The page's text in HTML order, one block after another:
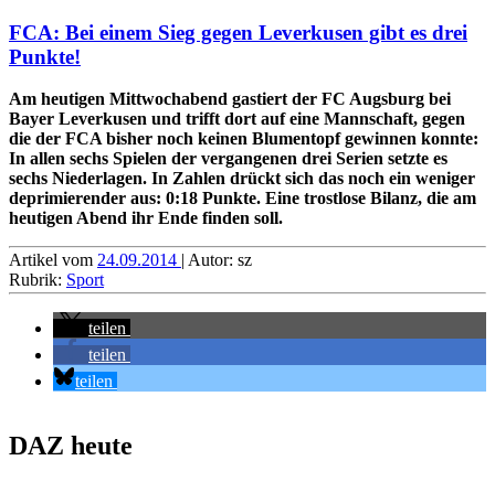
FCA: Bei einem Sieg gegen Leverkusen gibt es drei
Punkte!
Am heutigen Mittwochabend gastiert der FC Augsburg bei
Bayer Leverkusen und trifft dort auf eine Mannschaft, gegen
die der FCA bisher noch keinen Blumentopf gewinnen konnte:
In allen sechs Spielen der vergangenen drei Serien setzte es
sechs Niederlagen. In Zahlen drückt sich das noch ein weniger
deprimierender aus: 0:18 Punkte. Eine trostlose Bilanz, die am
heutigen Abend ihr Ende finden soll.
Artikel vom 24.09.2014 | Autor: sz
Rubrik: Sport
teilen
teilen
teilen
DAZ heute